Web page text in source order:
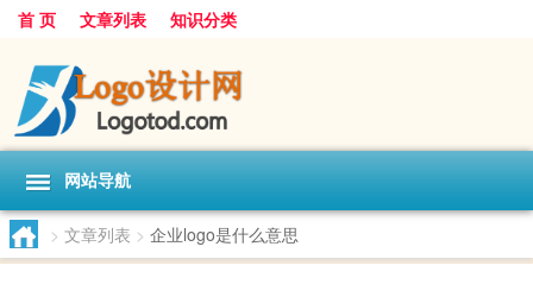
首 页 文章列表 知识分类
网站导航
> 文章列表 > 企业logo是什么意思